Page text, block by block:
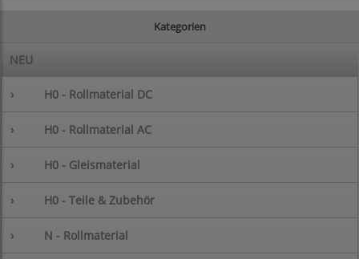
Kategorien
NEU
› H0 - Rollmaterial DC
› H0 - Rollmaterial AC
› H0 - Gleismaterial
› H0 - Teile & Zubehör
› N - Rollmaterial